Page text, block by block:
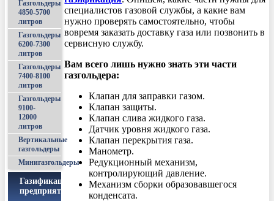
Газгольдеры
4850-5700
литров
Газгольдеры
6200-7300
литров
Газгольдеры
7400-8100
литров
Газгольдеры
9100-
12000
литров
Вертикальные
газгольдеры
Минигазгольдеры
Газификация
предприятий
специалистов газовой службы, а какие вам
нужно проверять самостоятельно, чтобы
вовремя заказать доставку газа или позвонить в
сервисную службу.
Вам всего лишь нужно знать эти части
газгольдера:
Клапан для заправки газом.
Клапан защиты.
Клапан слива жидкого газа.
Датчик уровня жидкого газа.
Клапан перекрытия газа.
Манометр.
Редукционный механизм,
контролирующий давление.
Механизм сборки образовавшегося
конденсата.